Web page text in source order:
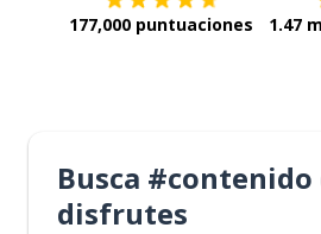
177,000 puntuaciones 1.47
Busca #contenido
disfrutes